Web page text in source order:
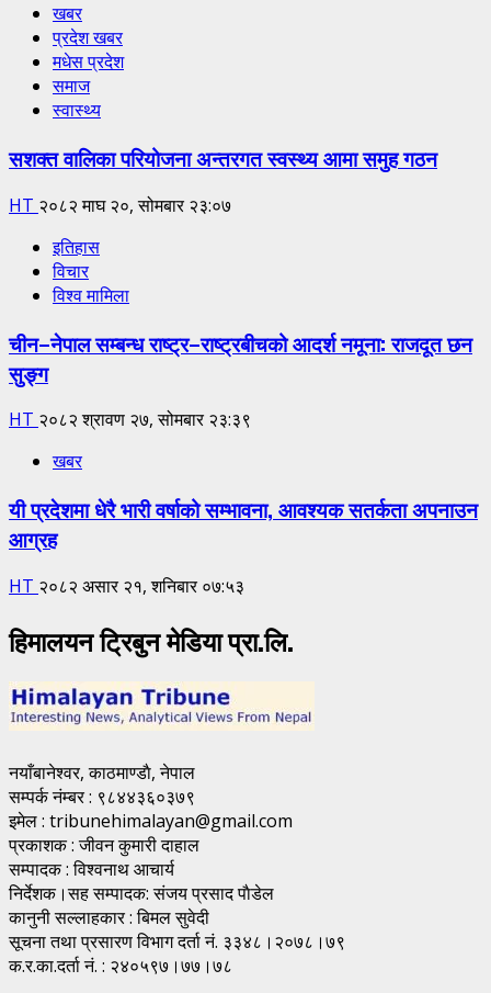
खबर
प्रदेश खबर
मधेस प्रदेश
समाज
स्वास्थ्य
सशक्त वालिका परियोजना अन्तरगत स्वस्थ्य आमा समुह गठन
HT २०८२ माघ २०, सोमबार २३:०७
इतिहास
विचार
विश्व मामिला
चीन–नेपाल सम्बन्ध राष्ट्र–राष्ट्रबीचको आदर्श नमूना: राजदूत छन
सुङ्ग
HT २०८२ श्रावण २७, सोमबार २३:३९
खबर
यी प्रदेशमा धेरै भारी वर्षाको सम्भावना, आवश्यक सतर्कता अपनाउन
आग्रह
HT २०८२ असार २१, शनिबार ०७:५३
हिमालयन ट्रिबुन मेडिया प्रा.लि.
नयाँबानेश्वर, काठमाण्डाै, नेपाल
सम्पर्क नंम्बर : ९८४४३६०३७९
इमेल : tribunehimalayan@gmail.com
प्रकाशक : जीवन कुमारी दाहाल
सम्पादक : विश्वनाथ आचार्य
निर्देशक।सह सम्पादक: संजय प्रसाद पाैडेल
कानुनी सल्लाहकार : बिमल सुवेदी
सूचना तथा प्रसारण विभाग दर्ता नं. ३३४८।२०७८।७९
क.र.का.दर्ता नं. : २४०५९७।७७।७८